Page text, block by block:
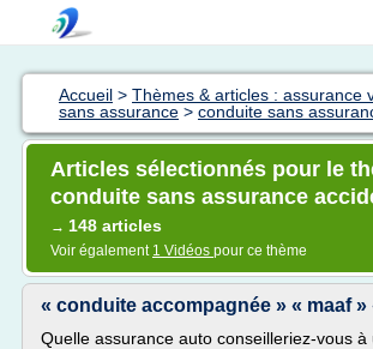
Accueil > Thèmes & articles : assurance
sans assurance > conduite sans
Articles sélectionnés pour le
conduite sans assurance
→ 148 articles
Voir également 1 Vidéos pour ce thème
« conduite accompagnée » « maaf
Quelle assurance auto conseilleriez-vous à